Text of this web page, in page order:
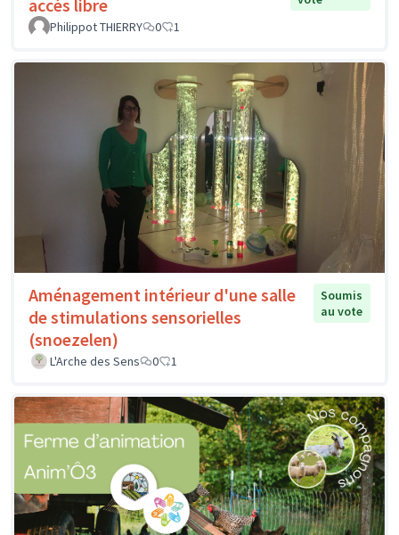
accès libre
Philippot THIERRY
0 1
Aménagement intérieur d'une salle
de stimulations sensorielles
(snoezelen)
Soumis
au vote
L'Arche des Sens 0 1